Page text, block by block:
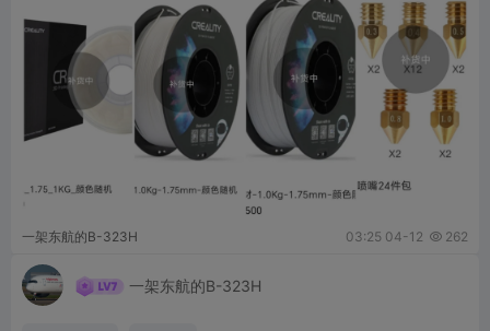
一架东航的B-323H 03:25 04-12  262
一架东航的B-323H